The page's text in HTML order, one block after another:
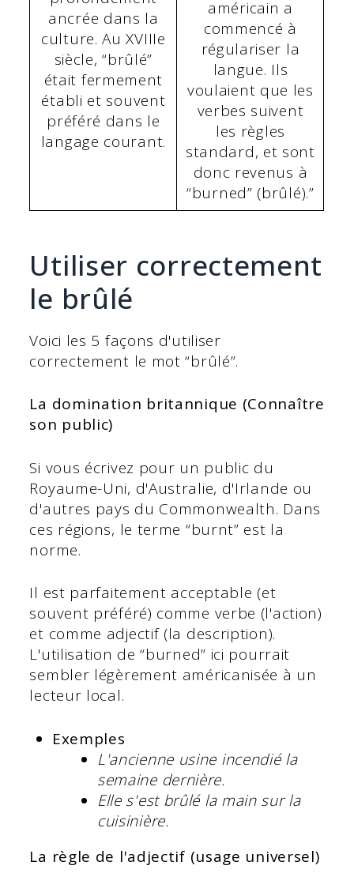
ancrée dans la
culture. Au XVIIIe
siècle, “brûlé”
était fermement
établi et souvent
préféré dans le
langage courant.
américain a
commencé à
régulariser la
langue. Ils
voulaient que les
verbes suivent
les règles
standard, et sont
donc revenus à
“burned” (brûlé).”
Utiliser correctement
le brûlé
Voici les 5 façons d'utiliser
correctement le mot “brûlé”.
La domination britannique (Connaître
son public)
Si vous écrivez pour un public du
Royaume-Uni, d'Australie, d'Irlande ou
d'autres pays du Commonwealth. Dans
ces régions, le terme “burnt” est la
norme.
Il est parfaitement acceptable (et
souvent préféré) comme verbe (l'action)
et comme adjectif (la description).
L'utilisation de “burned” ici pourrait
sembler légèrement américanisée à un
lecteur local.
Exemples
L'ancienne usine incendiéla
semaine dernière.
Elle s'est brûlé la main sur la
cuisinière.
La règle de l'adjectif (usage universel)